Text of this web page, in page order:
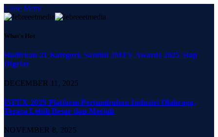
Close Menu
What's Hot
Hadirkan 21 Kategori, Santini JMTV Awards 2025 Siap
Digelar
DECEMBER 11, 2025
ISFEX 2025 Platform Pertumbuhan Industri Olahraga,
Terasa Lebih Besar dan Meriah
NOVEMBER 8, 2025